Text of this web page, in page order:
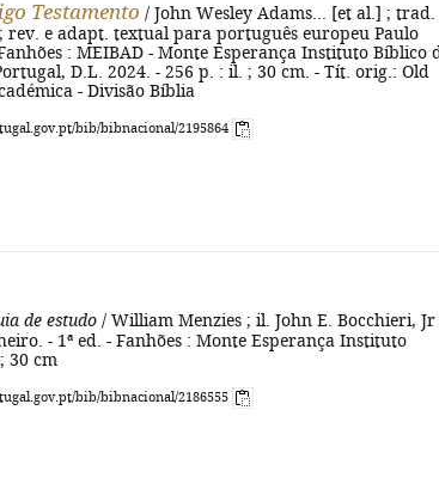
Testamento / John Wesley Adams... [et al.] ; trad.
rev. e adapt. textual para português europeu Paulo
: MEIBAD - Monte Esperança Instituto Bíblico
D.L. 2024. - 256 p. : il. ; 30 cm. - Tít. orig.: Old
- Divisão Bíblia
bib/bibnacional/2195864
de estudo / William Menzies ; il. John E. Bocchieri, Jr
- 1ª ed. - Fanhões : Monte Esperança Instituto
30 cm
bib/bibnacional/2186555